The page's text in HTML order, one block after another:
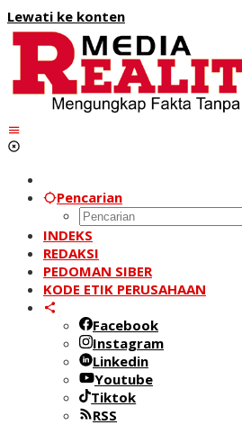
Lewati ke konten
Pencarian
INDEKS
REDAKSI
PEDOMAN SIBER
KODE ETIK PERUSAHAAN
Facebook
Instagram
Linkedin
Youtube
Tiktok
RSS